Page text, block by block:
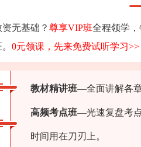
无基础？ 尊享VIP班全程领学
0元领课，先来免费试听学习>>
教材精讲班—全面讲解各
高频考点班—光速复盘考
时间用在刀刃上。